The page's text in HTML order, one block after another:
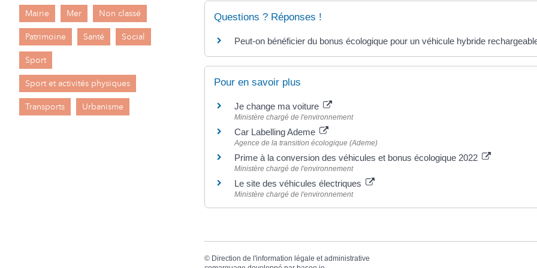
Questions ? Réponses !
Peut-on bénéficier du bonus écologique pour un véhicule hybride
Pour en savoir plus
Je change ma voiture
Ministère chargé de l'environnement
Car Labelling Ademe
Agence de la transition écologique (Ademe)
Prime à la conversion des véhicules et bonus écologique 2022
Ministère chargé de l'environnement
Le site des véhicules électriques
Ministère chargé de l'environnement
© Direction de l'information légale et administrative
Mairie Mer Non classé
Patrimoine Santé Social
Sport
Sport et activités physiques
Transports Urbanisme